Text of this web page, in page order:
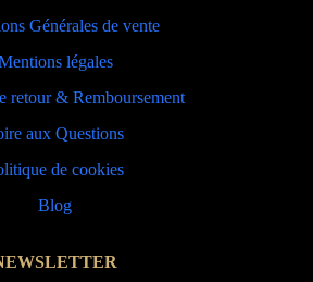
Générales de vente
légales
retour & Remboursement
aux Questions
de cookies
Blog